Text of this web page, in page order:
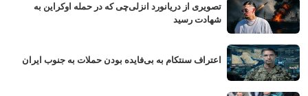
تصویری از دریانورد انزلی‌چی که در حمله اوکراین به
شهادت رسید
اعتراف سنتکام به بی‌فایده بودن حملات به جنوب ایران